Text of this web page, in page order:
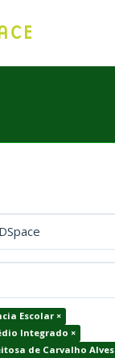
Escolar ×
Integrado ×
de Carvalho